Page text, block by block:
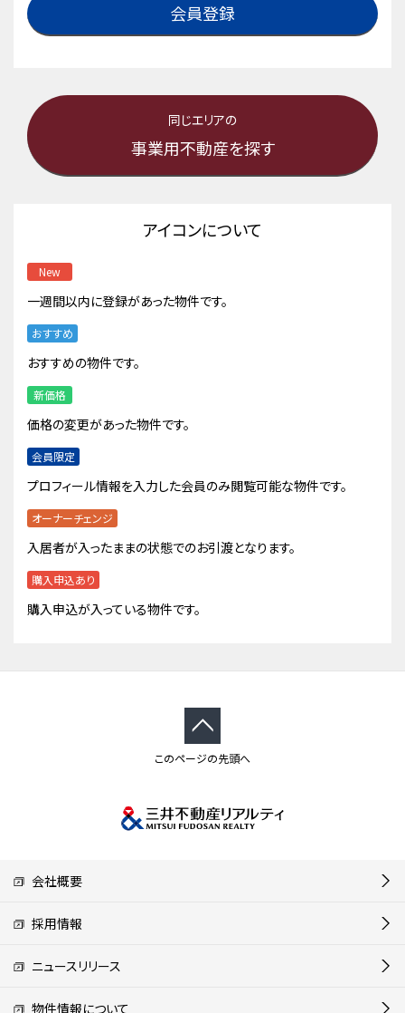
会員登録
同じエリアの
事業用不動産を探す
アイコンについて
New
一週間以内に登録があった物件です。
おすすめ
おすすめの物件です。
新価格
価格の変更があった物件です。
会員限定
プロフィール情報を入力した会員のみ閲覧可能な物件です。
オーナーチェンジ
入居者が入ったままの状態でのお引渡となります。
購入申込あり
購入申込が入っている物件です。
このページの先頭へ
会社概要
採用情報
ニュースリリース
物件情報について